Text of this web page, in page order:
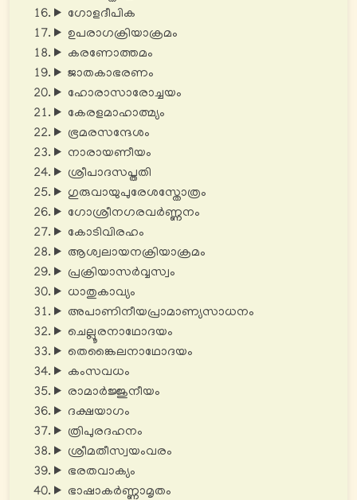
ഗോളദീപിക
ഉപരാഗക്രിയാക്രമം
കരണോത്തമം
ജാതകാഭരണം
ഹോരാസാരോച്ചയം
കേരളമാഹാത്മ്യം
ഭ്രമരസന്ദേശം
നാരായണീയം
ശ്രീപാദസപ്തതി
ഗുരുവായുപുരേശസ്തോത്രം
ഗോശ്രീനഗരവർണ്ണനം
കോടിവിരഹം
ആശ്വലായനക്രിയാക്രമം
പ്രക്രിയാസർവ്വസ്വം
ധാതുകാവ്യം
അപാണിനീയപ്രാമാണ്യസാധനം
ചെല്ലൂരനാഥോദയം
തെങ്കൈലനാഥോദയം
കംസവധം
രാമാർജ്ജുനീയം
ദക്ഷയാഗം
ത്രിപുരദഹനം
ശ്രീമതീസ്വയംവരം
ഭരതവാക്യം
ഭാഷാകർണ്ണാമൃതം